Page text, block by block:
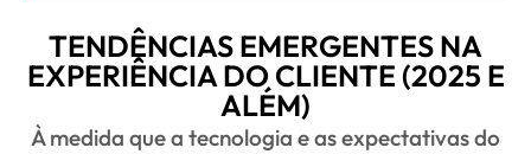
TENDÊNCIAS EMERGENTES NA
EXPERIÊNCIA DO CLIENTE (2025 E
ALÉM)
À medida que a tecnologia e as expectativas do